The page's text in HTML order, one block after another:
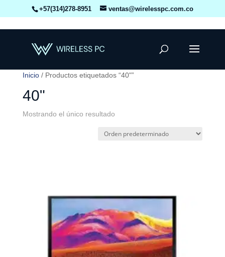
+57(314)278-8951 ventas@wirelesspc.com.co
Inicio/ Productos etiquetados “40"”
40"
Mostrando el único resultado